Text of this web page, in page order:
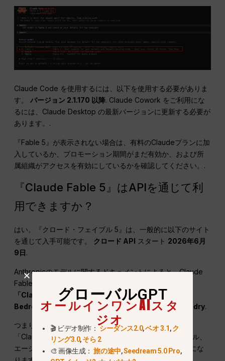
Claude Code を使用するには、以下を使用する必要がありま
す。バージョン 2.1.170 以降. Claude Cowork をご利用にな
るには、Claude Desktop の最新バージョンに更新する必要が
あります。.
『Fable 5』が表示されない場合は、有料のClaudeプランに加
入しているか、プロモーション期間がまだ有効か、および所
属組織がアクセスを有効にしているかを確認してください。.
『Claude Fable 5』はAPIを通じて利
用できますか？
はい。『クロード・フェイブル 5』は、一般的に以下のサイト
を通じて入手可能です。 クロード API スタート 2026年6月
9日.
Anthropicのモデルに関するドキュメントによると、Claude
Fable 5は以下を通じて利用可能であるとのことです。
「Claude Platform」についてAWS, 、Amazon
Bedrock、Google Vertex AI、およびMicrosoft Foundry.
つまり、開発者や企業チームは、「Claude Fable 5」を
「Claude」チャット内だけでなく、自社のアプリ、ツール、
エージェント、ビジネスシステム内でも利用できるようにな
グローバルGPT
オールインワンAIスタ
ジオ
🎬 ビデオ制作：シーダンス2.0,ベオ 3.1,ク
リング3.0,そら 2
🎨 画像生成：旅の途中,Seedream 5.0 Pro,